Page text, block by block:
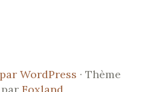
compétences
communications
professionnel
légales
WordPress · Thème